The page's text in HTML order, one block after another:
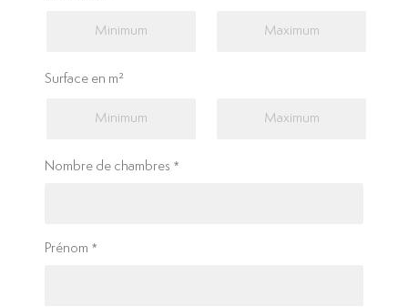
Surface en m²
Nombre de chambres
Prénom